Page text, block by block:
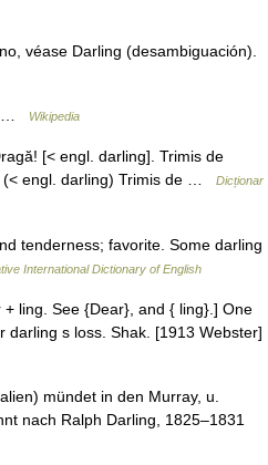
véase Darling (desambiguación).
… Wikipedia
[< engl. darling]. Trimis de
(< engl. darling) Trimis de …
Dicționar
tenderness; favorite. Some darling
International Dictionary of English
ling. See {Dear}, and { ling}.] One
darling s loss. Shak. [1913 Webster]
mündet in den Murray, u.
nach Ralph Darling, 1825–1831